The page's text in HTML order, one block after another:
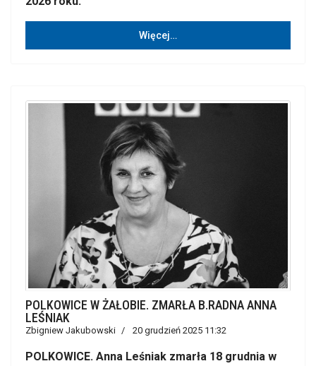
Więcej…
POLKOWICE W ŻAŁOBIE. ZMARŁA B.RADNA ANNA
LEŚNIAK
Zbigniew Jakubowski 20 grudzień 2025 11:32
POLKOWICE. Anna Leśniak zmarła 18 grudnia w